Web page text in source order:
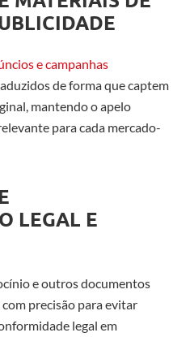
e campanhas
de forma que captem
mantendo o apelo
para cada mercado-
LEGAL E
e outros documentos
precisão para evitar
legal em